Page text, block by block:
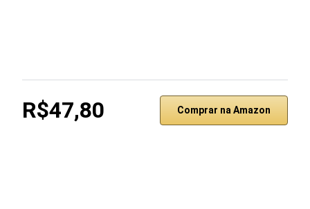
R$47,80 Comprar na Amazon